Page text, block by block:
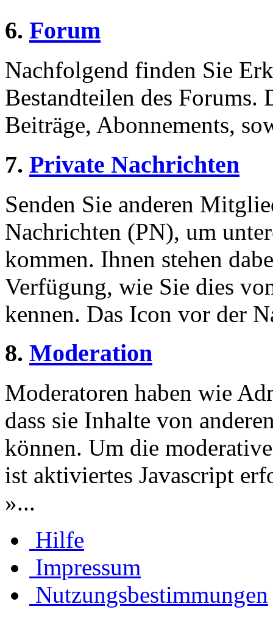
6. Forum
Nachfolgend finden Sie
Bestandteilen des Forums.
Beiträge, Abonnements,
7. Private Nachrichten
Senden Sie anderen
Nachrichten (PN), um
kommen. Ihnen stehen
Verfügung, wie Sie dies
kennen. Das Icon vor der
8. Moderation
Moderatoren haben wie
dass sie Inhalte von
können. Um die
ist aktiviertes Javascript
»...
Hilfe
Impressum
Nutzungsbestimmungen